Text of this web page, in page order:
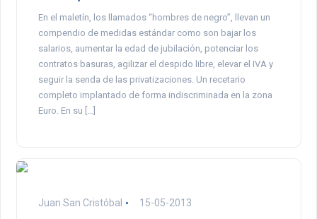
En el maletín, los llamados “hombres de negro”, llevan un
compendio de medidas estándar como son bajar los
salarios, aumentar la edad de jubilación, potenciar los
contratos basuras, agilizar el despido libre, elevar el IVA y
seguir la senda de las privatizaciones. Un recetario
completo implantado de forma indiscriminada en la zona
Euro. En su […]
Juan San Cristóbal 15-05-2013